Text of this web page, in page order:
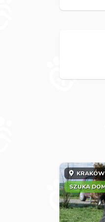
KRAKÓW
SZUKA